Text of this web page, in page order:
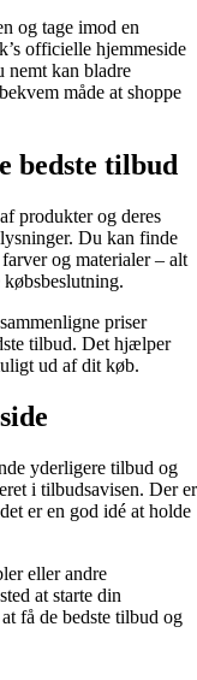
og tage imod en
officielle hjemmeside
nemt kan bladre
måde at shoppe
bedste tilbud
produkter og deres
Du kan finde
og materialer – alt
priser
tilbud. Det hjælper
ud af dit køb.
yderligere tilbud og
i tilbudsavisen. Der er
er en god idé at holde
eller andre
at starte din
få de bedste tilbud og